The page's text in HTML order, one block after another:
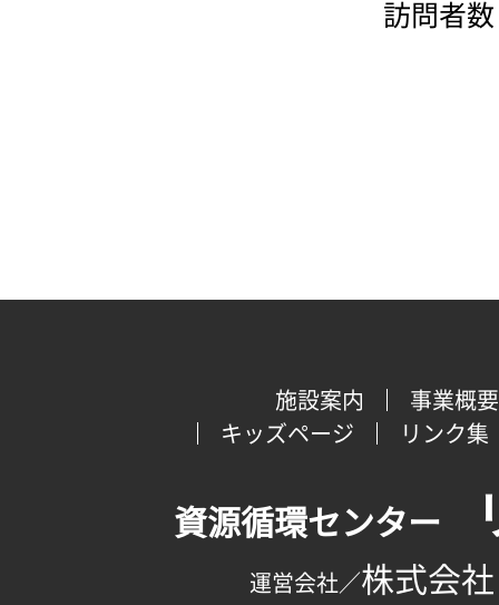
訪問者
施設案内
事業概要
キッズページ
リンク集
資源循環センター
運営会社／株式会